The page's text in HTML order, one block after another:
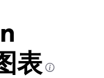
表